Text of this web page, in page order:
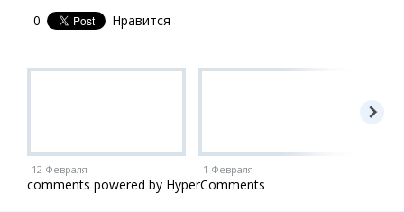
0 Нравится
12 Февраля 1 Февраля
comments powered by HyperComments